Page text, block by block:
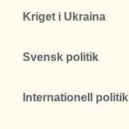
Kriget i Ukraina
Svensk politik
Internationell politik